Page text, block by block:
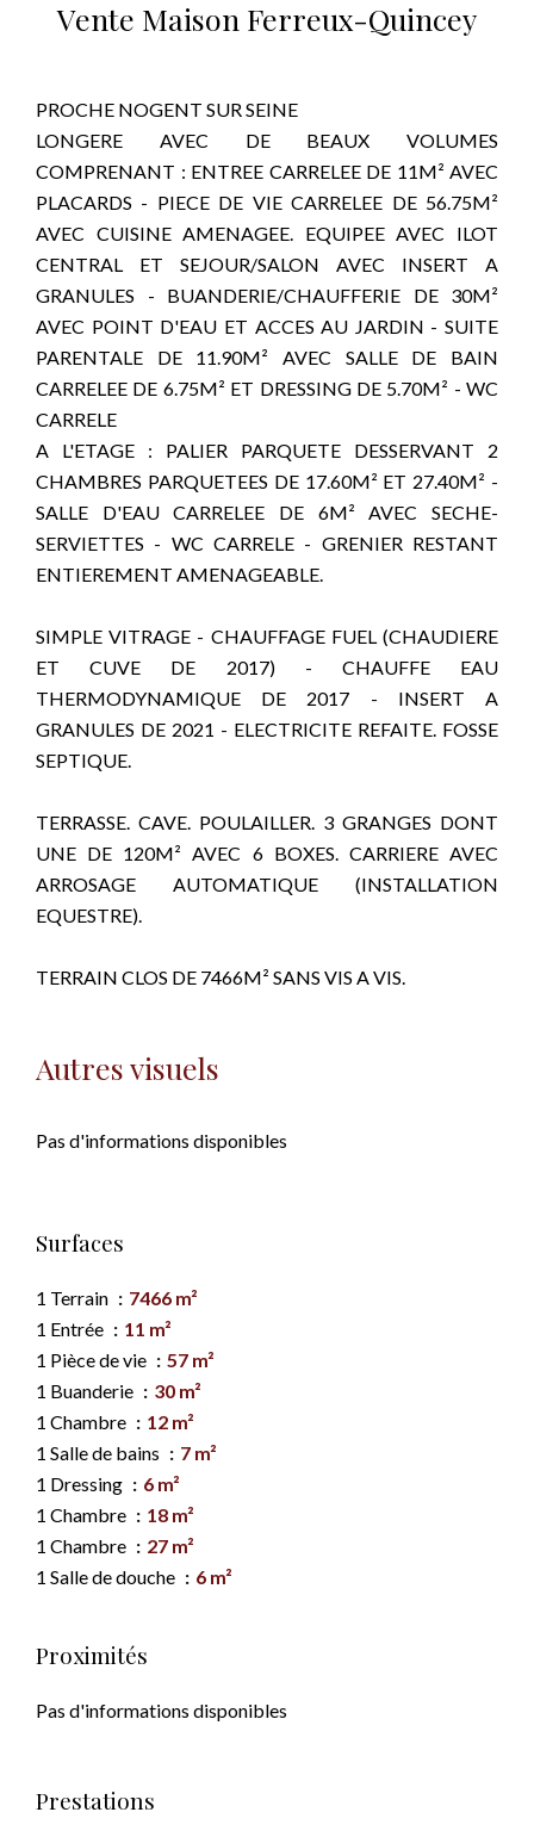
Vente Maison Ferreux-Quincey
PROCHE NOGENT SUR SEINE
LONGERE AVEC DE BEAUX VOLUMES
COMPRENANT : ENTREE CARRELEE DE 11M² AVEC
PLACARDS - PIECE DE VIE CARRELEE DE 56.75M²
AVEC CUISINE AMENAGEE. EQUIPEE AVEC ILOT
CENTRAL ET SEJOUR/SALON AVEC INSERT A
GRANULES - BUANDERIE/CHAUFFERIE DE 30M²
AVEC POINT D'EAU ET ACCES AU JARDIN - SUITE
PARENTALE DE 11.90M² AVEC SALLE DE BAIN
CARRELEE DE 6.75M² ET DRESSING DE 5.70M² - WC
CARRELE
A L'ETAGE : PALIER PARQUETE DESSERVANT 2
CHAMBRES PARQUETEES DE 17.60M² ET 27.40M² -
SALLE D'EAU CARRELEE DE 6M² AVEC SECHE-
SERVIETTES - WC CARRELE - GRENIER RESTANT
ENTIEREMENT AMENAGEABLE.
SIMPLE VITRAGE - CHAUFFAGE FUEL (CHAUDIERE
ET CUVE DE 2017) - CHAUFFE EAU
THERMODYNAMIQUE DE 2017 - INSERT A
GRANULES DE 2021 - ELECTRICITE REFAITE. FOSSE
SEPTIQUE.
TERRASSE. CAVE. POULAILLER. 3 GRANGES DONT
UNE DE 120M² AVEC 6 BOXES. CARRIERE AVEC
ARROSAGE AUTOMATIQUE (INSTALLATION
EQUESTRE).
TERRAIN CLOS DE 7466M² SANS VIS A VIS.
Autres visuels
Pas d'informations disponibles
Surfaces
1 Terrain
7466 m²
1 Entrée
11 m²
1 Pièce de vie
57 m²
1 Buanderie
30 m²
1 Chambre
12 m²
1 Salle de bains
7 m²
1 Dressing
6 m²
1 Chambre
18 m²
1 Chambre
27 m²
1 Salle de douche
6 m²
Proximités
Pas d'informations disponibles
Prestations